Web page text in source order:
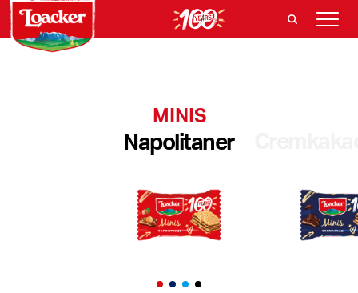
MINIS
Napolitaner